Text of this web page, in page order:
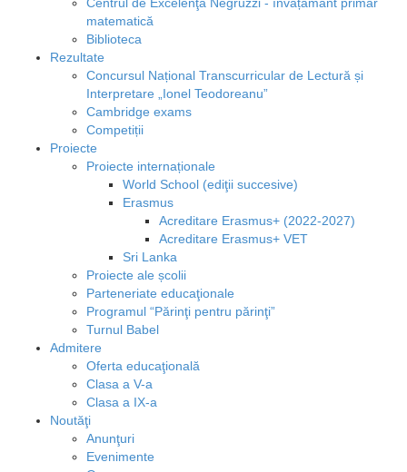
Centrul de Excelenţă Negruzzi - învățământ primar
matematică
Biblioteca
Rezultate
Concursul Național Transcurricular de Lectură și
Interpretare „Ionel Teodoreanu”
Cambridge exams
Competiții
Proiecte
Proiecte internaționale
World School (ediţii succesive)
Erasmus
Acreditare Erasmus+ (2022-2027)
Acreditare Erasmus+ VET
Sri Lanka
Proiecte ale școlii
Parteneriate educaţionale
Programul “Părinţi pentru părinţi”
Turnul Babel
Admitere
Oferta educaţională
Clasa a V-a
Clasa a IX-a
Noutăţi
Anunţuri
Evenimente